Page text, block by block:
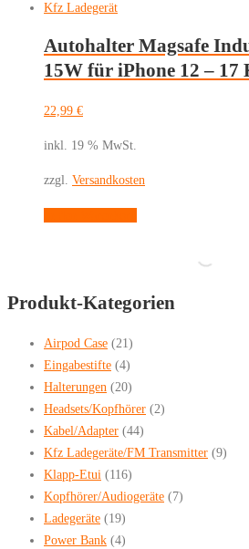
Autohalter Magsafe
15W für iPhone 12 – 17
22,99 €
inkl. 19 % MwSt.
zzgl. Versandkosten
Produkt-Kategorien
Airpod Case (21)
Eingabestifte (4)
Halterungen (20)
Headsets/Kopfhörer (2)
Kabel/Adapter (44)
Kfz Ladegeräte/FM Transmitter (9)
Klapp-Etui (116)
Kopfhörer/Audiogeräte (7)
Ladegeräte (19)
Power Bank (4)